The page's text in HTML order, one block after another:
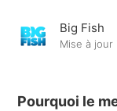
Erreurs 206,
Big Fish
Mise à jour
Pourquoi le